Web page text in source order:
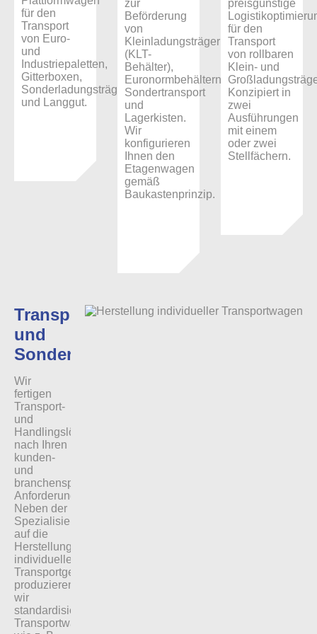
für den
Transport
von Euro-
und
Industriepaletten,
Gitterboxen,
Sonderladungsträgern
und Langgut.
zur
Beförderung
von
Kleinladungsträgern
(KLT-
Behälter),
Euronormbehältern,
Sondertransport
und
Lagerkisten.
Wir
konfigurieren
Ihnen den
Etagenwagen
gemäß
Baukastenprinzip.
preisgünstige
für den
Transport
von rollbaren
Klein- und
Konzipiert in
zwei
Ausführungen
mit einem
oder zwei
Stellfächern.
Transportwagen
und
Sonderlösungen
Wir
fertigen
Transport-
und
Handlingslösungen
nach Ihren
kunden-
und
branchenspezifischen
Anforderungen.
Neben der
Spezialisierung
auf die
Herstellung
individueller
Transportgeräte,
produzieren
wir
standardisierte
Transportwagen